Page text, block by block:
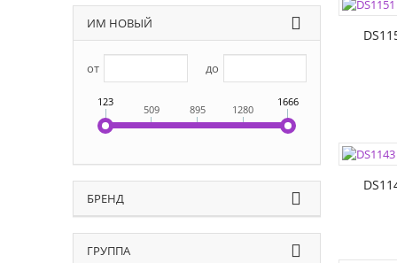
ИМ НОВЫЙ
от до
123
509 895 1280
1666
БРЕНД
ГРУППА